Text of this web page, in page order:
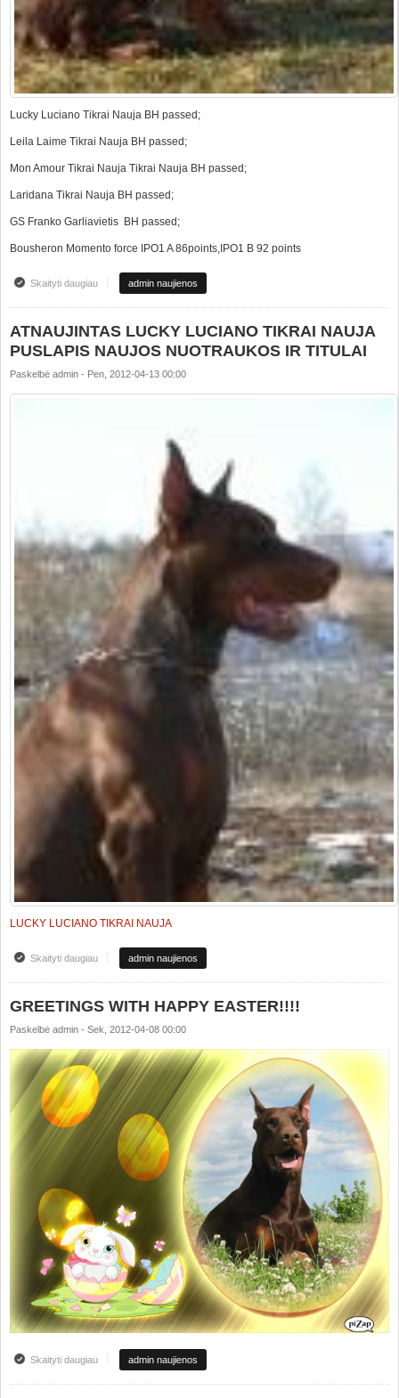
Lucky Luciano Tikrai Nauja BH passed;
Leila Laime Tikrai Nauja BH passed;
Mon Amour Tikrai Nauja Tikrai Nauja BH passed;
Laridana Tikrai Nauja BH passed;
GS Franko Garliavietis BH passed;
Bousheron Momento force IPO1 A 86points,IPO1 B 92 points
Skaityti daugiauapie Dresūros Mokyklos rezultatai BH ir IPO testas
admin naujienos
ATNAUJINTAS LUCKY LUCIANO TIKRAI NAUJA
PUSLAPIS NAUJOS NUOTRAUKOS IR TITULAI
Paskelbė admin - Pen, 2012-04-13 00:00
LUCKY LUCIANO TIKRAI NAUJA
Skaityti daugiauapie ATNAUJINTAS LUCKY LUCIANO TIKRAI NAUJA PUSLAPIS
admin naujienos
GREETINGS WITH HAPPY EASTER!!!!
Paskelbė admin - Sek, 2012-04-08 00:00
Skaityti daugiauapie GREETINGS WITH HAPPY EASTER!!!!
admin naujienos